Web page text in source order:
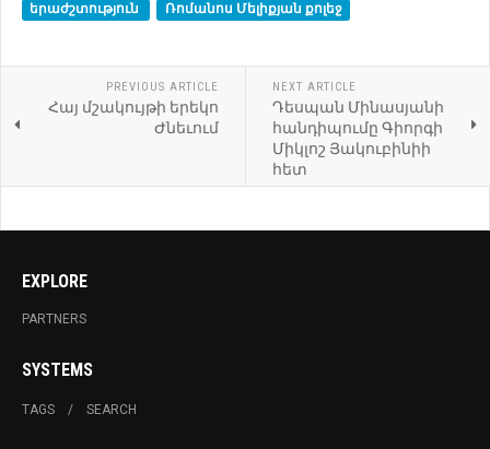
երաժշտություն Ռոմանոս Մելիքյան քոլեջ
PREVIOUS ARTICLE
Հայ մշակույթի երեկո
Ժնեւում
NEXT ARTICLE
Դեսպան Մինասյանի
հանդիպումը Գիորգի
Միկլոշ Յակուբինիի
հետ
EXPLORE
PARTNERS
SYSTEMS
TAGS SEARCH